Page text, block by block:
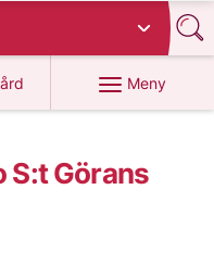
Meny
S:t Görans